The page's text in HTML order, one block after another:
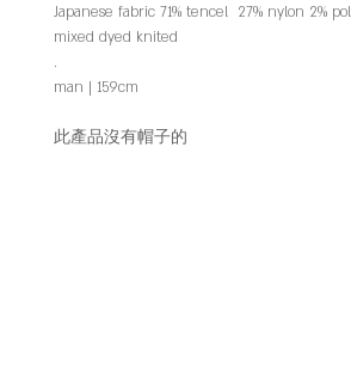
Japanese fabric 71% tencel 27% nylon 2%
mixed dyed knited
.
man | 159cm
此產品沒有帽子的